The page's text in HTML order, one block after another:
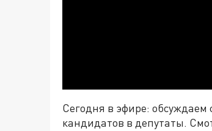
Сегодня в эфире:
кандидатов в депутаты.